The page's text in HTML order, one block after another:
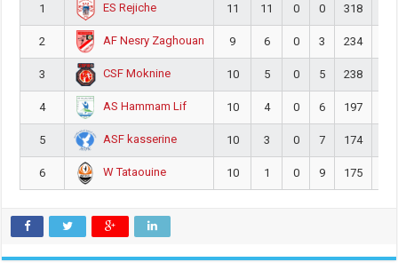
1 ES Rejiche 11 11 0 0 318
2 AF Nesry Zaghouan 9 6 0 3 234
3 CSF Moknine 10 5 0 5 238
4 AS Hammam Lif 10 4 0 6 197
5 ASF kasserine 10 3 0 7 174
6 W Tataouine 10 1 0 9 175